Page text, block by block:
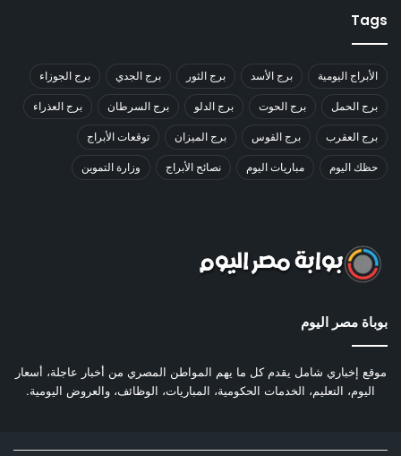
Tags
الأبراج اليومية برج الأسد برج الثور برج الجدي برج الجوزاء
برج الحمل برج الحوت برج الدلو برج السرطان برج العذراء
برج العقرب برج القوس برج الميزان توقعات الأبراج
حظك اليوم مباريات اليوم نصائح الأبراج وزارة التموين
بوباة مصر اليوم
موقع إخباري شامل يقدم كل ما يهم المواطن المصري من أخبار عاجلة، أسعار
اليوم، التعليم، الخدمات الحكومية، المباريات، الوظائف، والعروض اليومية.